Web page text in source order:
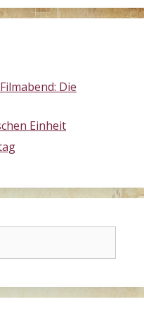
Filmabend: Die
Einheit